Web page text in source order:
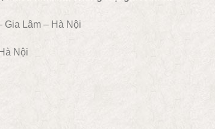
Gia Lâm – Hà Nội
Nội